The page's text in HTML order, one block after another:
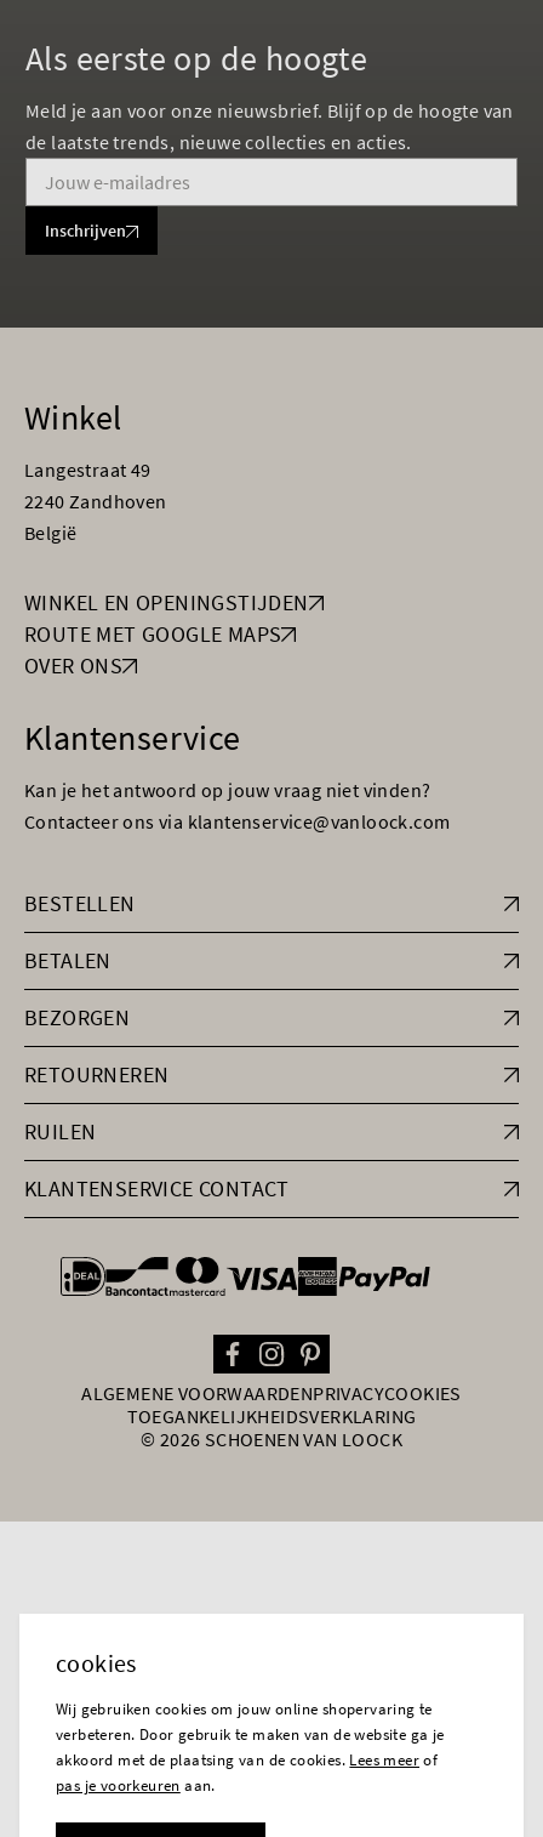
Als eerste op de hoogte
Meld je aan voor onze nieuwsbrief. Blijf op de hoogte van
de laatste trends, nieuwe collecties en acties.
Inschrijven
Winkel
Langestraat 49
2240 Zandhoven
België
WINKEL EN OPENINGSTIJDEN
ROUTE MET GOOGLE MAPS
OVER ONS
Klantenservice
Kan je het antwoord op jouw vraag niet vinden?
Contacteer ons via klantenservice@vanloock.com
BESTELLEN
BETALEN
BEZORGEN
RETOURNEREN
RUILEN
KLANTENSERVICE CONTACT
general.paymentOptions
ALGEMENE VOORWAARDENPRIVACYCOOKIES
TOEGANKELIJKHEIDSVERKLARING
© 2026 SCHOENEN VAN LOOCK
cookies
Wij gebruiken cookies om jouw online shopervaring te
verbeteren. Door gebruik te maken van de website ga je
akkoord met de plaatsing van de cookies. Lees meerof
pas je voorkeuren aan.